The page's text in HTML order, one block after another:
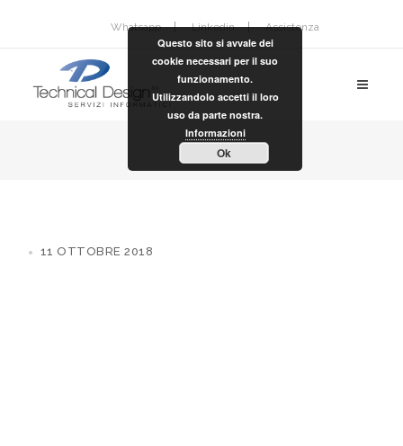
Whatsapp Linkedin Assistenza
11 OTTOBRE 2018
Questo sito si avvale dei
cookie necessari per il suo
funzionamento.
Utilizzandolo accetti il loro
uso da parte nostra.
Informazioni
Ok